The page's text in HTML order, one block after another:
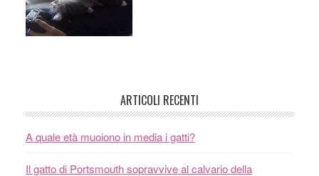
ARTICOLI RECENTI
A quale età muoiono in media i gatti?
Il gatto di Portsmouth sopravvive al calvario della